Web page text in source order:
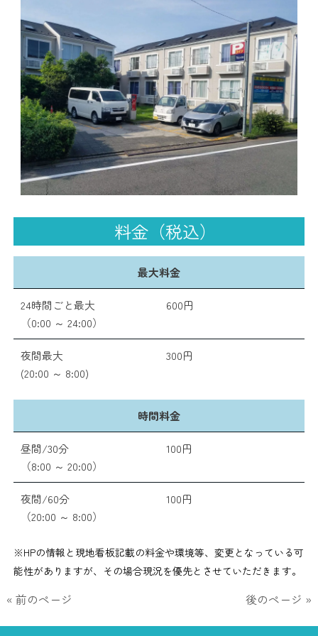
料金（税込）
最大料金
24時間ごと最大
（0:00 ～ 24:00）
600円
夜間最大
(20:00 ～ 8:00)
300円
時間料金
昼間/30分
（8:00 ～ 20:00）
100円
夜間/60分
（20:00 ～ 8:00）
100円
※HPの情報と現地看板記載の料金や環境等、変更となっている可
能性がありますが、その場合現況を優先とさせていただきます。
« 前のページ 後のページ »